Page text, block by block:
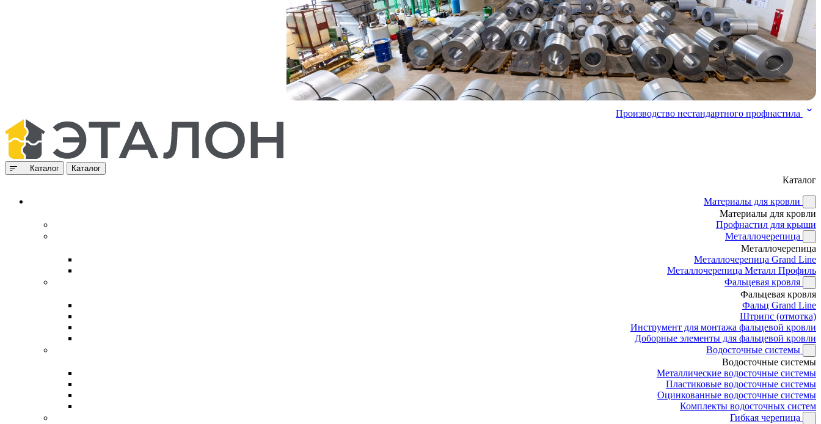
Производство нестандартного профнастила
Каталог Каталог
Каталог
Материалы для кровли
Материалы для кровли
Профнастил для крыши
Металлочерепица
Металлочерепица
Металлочерепица Grand Line
Металлочерепица Металл Профиль
Фальцевая кровля
Фальцевая кровля
Фальц Grand Line
Штрипс (отмотка)
Инструмент для монтажа фальцевой кровли
Доборные элементы для фальцевой кровли
Водосточные системы
Водосточные системы
Металлические водосточные системы
Пластиковые водосточные системы
Оцинкованные водосточные системы
Комплекты водосточных систем
Гибкая черепица